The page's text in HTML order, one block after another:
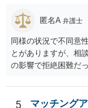
す。 ②について 犯
ないと思います。
前提なので，期間も
丈夫ですから，今後
をつけてくださいね
す。 ③逮捕呼び出し
能性があると考えれ
極めて低いと思いま
匿名A 弁護士
同様の状況で不同意
とがありますが、相
の影響で拒絶困難だ
分かりません。 また
者様に認識がなけれ
5
マッチング